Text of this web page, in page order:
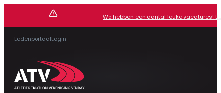
We hebben een aantal leuke vacatures!
LedenportaalLogin